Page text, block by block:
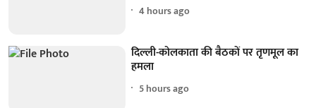
4 hours ago
दिल्ली-कोलकाता की बैठकों पर तृणमूल का
हमला
5 hours ago